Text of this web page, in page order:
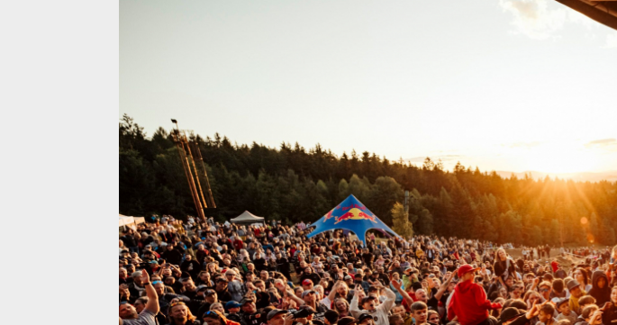
Jubilejní 10. ročník JBC 4X REVELATIONS - 15.7. v Jablonci nad Nisou!
Jubilejní 10. ročník JBC 4X REVELATIONS - 15.7. v Jablonci nad Nisou!
Jubilejní 10. ročník JBC 4X REVELATIONS - 15.7. v Jablonci nad Nisou!